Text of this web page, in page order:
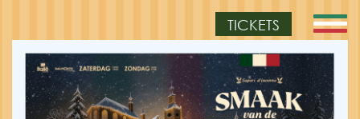
TICKETS